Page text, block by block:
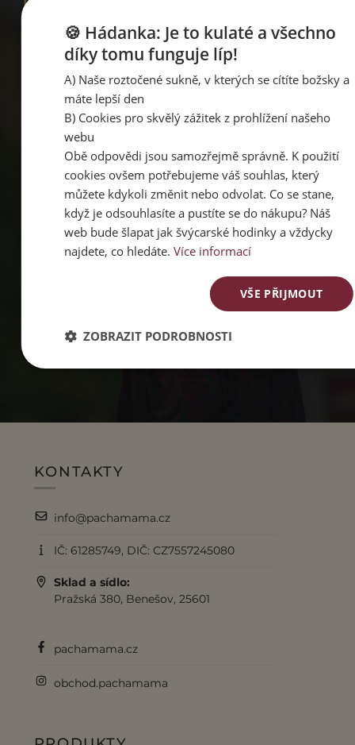
PACHAMAMA
Dodáváme ženám sebevědomí už
Všechno, co vidíš na e-shopu,
máme skutečně skladem
Nenošené zboží můžeš vrátit do 30
KONTAKTY
info@pachamama.cz
IČ: 61285749, DIČ: CZ7557245080
Sklad a sídlo:
Pražská 380, Benešov, 25601
pachamama.cz
obchod.pachamama
🍪 Hádanka: Je to kulaté a všechno
díky tomu funguje líp!
A) Naše roztočené sukně, v kterých se cítíte božsky a
máte lepší den
B) Cookies pro skvělý zážitek z prohlížení našeho
webu
Obě odpovědi jsou samozřejmě správně. K použití
cookies ovšem potřebujeme váš souhlas, který
můžete kdykoli změnit nebo odvolat. Co se stane,
když je odsouhlasíte a pustíte se do nákupu? Náš
web bude šlapat jak švýcarské hodinky a vždycky
najdete, co hledáte.Více informací
VŠE PŘIJMOUT
ZOBRAZIT PODROBNOSTI